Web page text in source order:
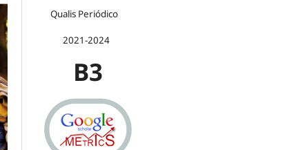
Qualis Periódico
2021-2024
B3